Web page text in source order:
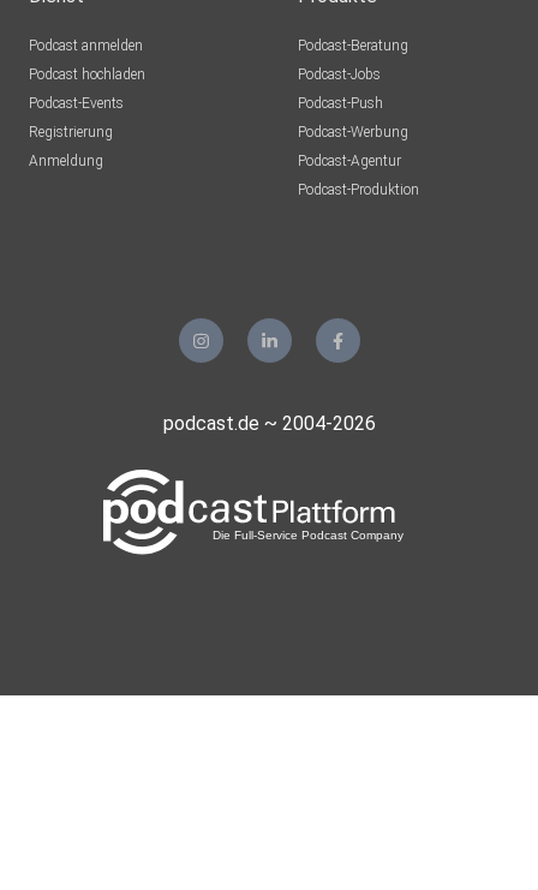
Podcast anmelden
Podcast hochladen
Podcast-Events
Registrierung
Anmeldung
Podcast-Beratung
Podcast-Jobs
Podcast-Push
Podcast-Werbung
Podcast-Agentur
Podcast-Produktion
podcast.de ~ 2004-2026